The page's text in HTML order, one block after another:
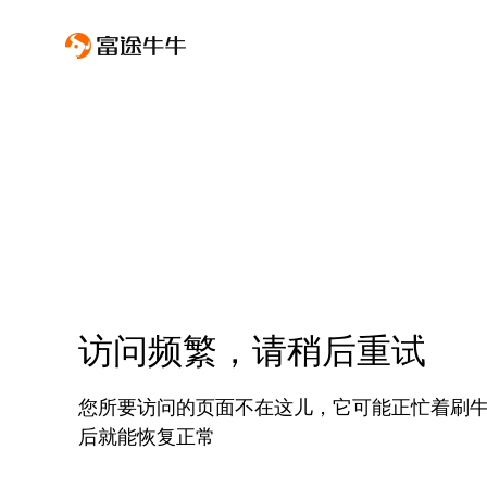
访问频繁，请稍后重试
您所要访问的页面不在这儿，它可能正忙着刷
后就能恢复正常